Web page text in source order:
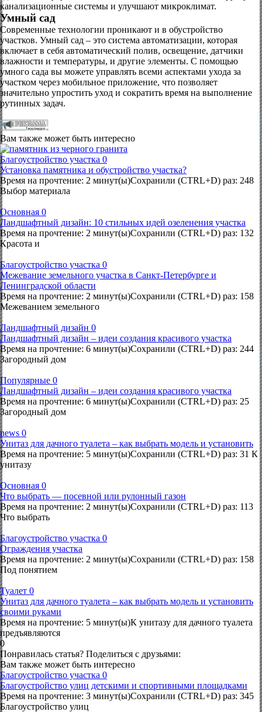
канализационные системы и улучшают микроклимат.
Умный сад
Современные технологии проникают и в обустройство
участков. Умный сад – это система автоматизации, которая
включает в себя автоматический полив, освещение, датчики
влажности и температуры, и другие элементы. С помощью
умного сада вы можете управлять всеми аспектами ухода за
участком через мобильное приложение, что позволяет
значительно упростить уход и сократить время на выполнение
рутинных задач.
Вам также может быть интересно
Благоустройство участка 0
Установка памятника и обустройство участка?
Время на прочтение: 2 минут(ы)Сохранили (CTRL+D) раз: 248
Выбор материала
Основная 0
Ландшафтный дизайн: 10 стильных идей озеленения участка
Время на прочтение: 2 минут(ы)Сохранили (CTRL+D) раз: 132
Красота и
Благоустройство участка 0
Межевание земельного участка в Санкт-Петербурге и
Ленинградской области
Время на прочтение: 2 минут(ы)Сохранили (CTRL+D) раз: 158
Межеванием земельного
Ландшафтный дизайн 0
Ландшафтный дизайн – идеи создания красивого участка
Время на прочтение: 6 минут(ы)Сохранили (CTRL+D) раз: 244
Загородный дом
Популярные 0
Ландшафтный дизайн – идеи создания красивого участка
Время на прочтение: 6 минут(ы)Сохранили (CTRL+D) раз: 25
Загородный дом
news 0
Унитаз для дачного туалета – как выбрать модель и установить
Время на прочтение: 5 минут(ы)Сохранили (CTRL+D) раз: 31 К
унитазу
Основная 0
Что выбрать — посевной или рулонный газон
Время на прочтение: 2 минут(ы)Сохранили (CTRL+D) раз: 113
Что выбрать
Благоустройство участка 0
Ограждения участка
Время на прочтение: 2 минут(ы)Сохранили (CTRL+D) раз: 158
Под понятием
Туалет 0
Унитаз для дачного туалета – как выбрать модель и установить
своими руками
Время на прочтение: 5 минут(ы)К унитазу для дачного туалета
предъявляются
0
Понравилась статья? Поделиться с друзьями:
Вам также может быть интересно
Благоустройство участка 0
Благоустройство улиц детскими и спортивными площадками
Время на прочтение: 3 минут(ы)Сохранили (CTRL+D) раз: 345
Благоустройство улиц